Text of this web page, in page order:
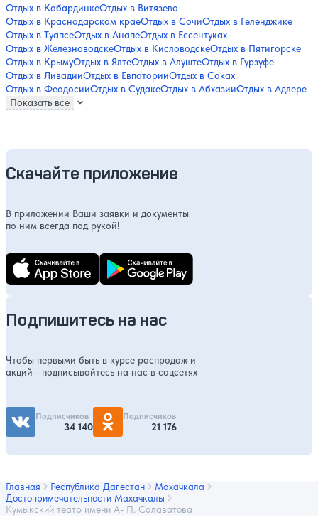
Отдых в КабардинкеОтдых в Витязево
Отдых в Краснодарском краеОтдых в СочиОтдых в Геленджике
Отдых в ТуапсеОтдых в АнапеОтдых в Ессентуках
Отдых в ЖелезноводскеОтдых в КисловодскеОтдых в Пятигорске
Отдых в КрымуОтдых в ЯлтеОтдых в АлуштеОтдых в Гурзуфе
Отдых в ЛивадииОтдых в ЕвпаторииОтдых в Саках
Отдых в ФеодосииОтдых в СудакеОтдых в АбхазииОтдых в Адлере
Показать все
Скачайте приложение
В приложении Ваши заявки и документы
по ним всегда под рукой!
Подпишитесь на нас
Чтобы первыми быть в курсе распродаж и
акций - подписывайтесь на нас в соцсетях
Подписчиков
34 140
Подписчиков
21 176
Главная Республика Дагестан
Махачкала
Достопримечательности Махачкалы
Кумыкский театр имени А- П. Салаватова